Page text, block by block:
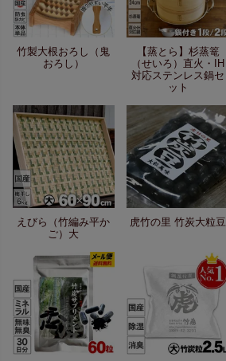
竹製大根おろし（鬼
おろし）
【蒸とら】杉蒸篭
（せいろ）直火・IH
対応ステンレス鍋セ
ット
えびら（竹編み平か
ご）大
虎竹の里 竹炭大粒豆